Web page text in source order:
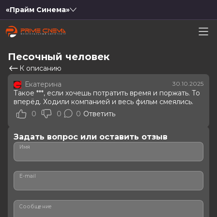
«Прайм Синема»
Песочный человек
К описанию
Екатерина
30.10.2025
Такое ***, если хочешь потратить время и поржать. То
вперёд. Ходили компанией и весь фильм смеялись.
0
0 0 Ответить
Задать вопрос или оставить отзыв
Имя
E-mail
Сообщение